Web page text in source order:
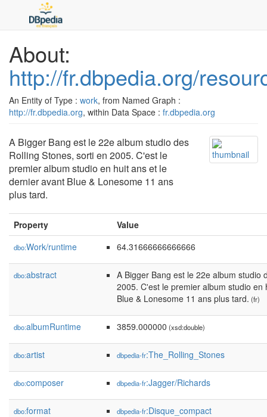
About:
http://fr.dbpedia.org/
An Entity of Type : work, from Named Graph :
http://fr.dbpedia.org, within Data Space : fr.dbpedia.org
A Bigger Bang est le 22e album studio des
Rolling Stones, sorti en 2005. C'est le
premier album studio en huit ans et le
dernier avant Blue & Lonesome 11 ans
plus tard.
Property Value
dbo:Work/runtime 64.31666666666666
dbo:abstract
A Bigger Bang est le 22e album studio
2005. C'est le premier album studio
Blue & Lonesome 11 ans plus tard. (fr)
dbo:albumRuntime 3859.000000 (xsd:double)
dbo:artist dbpedia-fr:The_Rolling_Stones
dbo:composer dbpedia-fr:Jagger/Richards
dbo:format dbpedia-fr:Disque_compact